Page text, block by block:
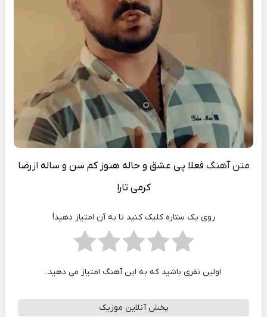
متن آهنگ فعلا پی عشق و حاله هنوز کم سن و ساله از رضا
کرمی تارا
روی یک ستاره کلیک کنید تا به آن امتیاز دهید!
اولین نفری باشید که به این آهنگ امتیاز می دهید.
پخش آنلاین موزیک